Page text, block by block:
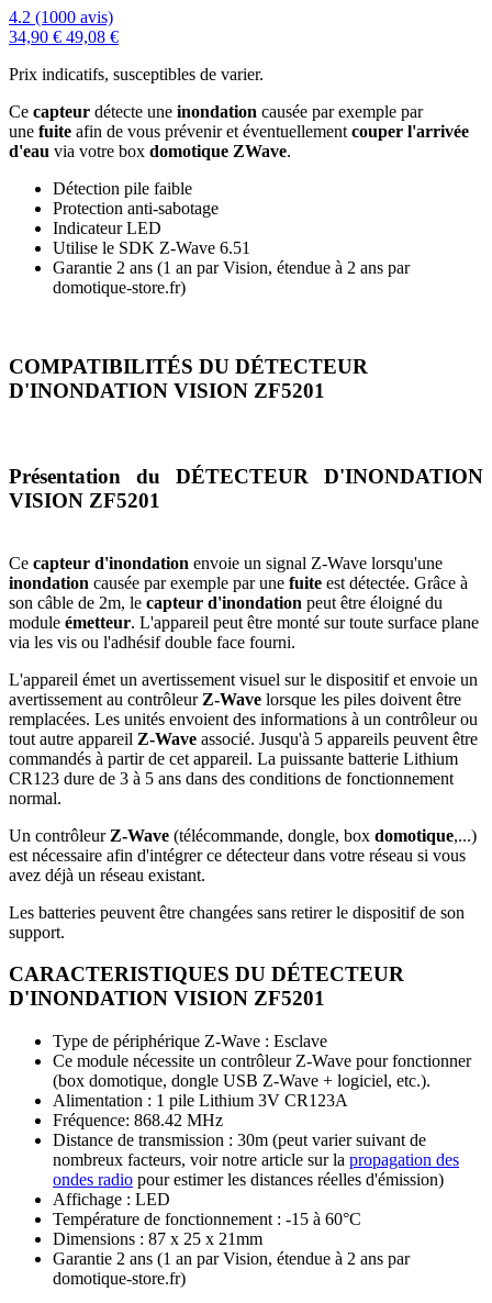
4.2 (1000 avis)
34,90 € 49,08 €
Prix indicatifs, susceptibles de varier.
Ce capteur détecte une inondation causée par exemple par
une fuite afin de vous prévenir et éventuellement couper l'arrivée
d'eau via votre box domotique ZWave.
Détection pile faible
Protection anti-sabotage
Indicateur LED
Utilise le SDK Z-Wave 6.51
Garantie 2 ans (1 an par Vision, étendue à 2 ans par
domotique-store.fr)
COMPATIBILITÉS DU DÉTECTEUR
D'INONDATION VISION ZF5201
Présentation du DÉTECTEUR D'INONDATION
VISION ZF5201
Ce capteur d'inondation envoie un signal Z-Wave lorsqu'une
inondation causée par exemple par une fuite est détectée. Grâce à
son câble de 2m, le capteur d'inondation peut être éloigné du
module émetteur. L'appareil peut être monté sur toute surface plane
via les vis ou l'adhésif double face fourni.
L'appareil émet un avertissement visuel sur le dispositif et envoie un
avertissement au contrôleur Z-Wave lorsque les piles doivent être
remplacées. Les unités envoient des informations à un contrôleur ou
tout autre appareil Z-Wave associé. Jusqu'à 5 appareils peuvent être
commandés à partir de cet appareil. La puissante batterie Lithium
CR123 dure de 3 à 5 ans dans des conditions de fonctionnement
normal.
Un contrôleur Z-Wave (télécommande, dongle, box domotique,...)
est nécessaire afin d'intégrer ce détecteur dans votre réseau si vous
avez déjà un réseau existant.
Les batteries peuvent être changées sans retirer le dispositif de son
support.
CARACTERISTIQUES DU DÉTECTEUR
D'INONDATION VISION ZF5201
Type de périphérique Z-Wave : Esclave
Ce module nécessite un contrôleur Z-Wave pour fonctionner
(box domotique, dongle USB Z-Wave + logiciel, etc.).
Alimentation : 1 pile Lithium 3V CR123A
Fréquence: 868.42 MHz
Distance de transmission : 30m (peut varier suivant de
nombreux facteurs, voir notre article sur la propagation des
ondes radio pour estimer les distances réelles d'émission)
Affichage : LED
Température de fonctionnement : -15 à 60°C
Dimensions : 87 x 25 x 21mm
Garantie 2 ans (1 an par Vision, étendue à 2 ans par
domotique-store.fr)